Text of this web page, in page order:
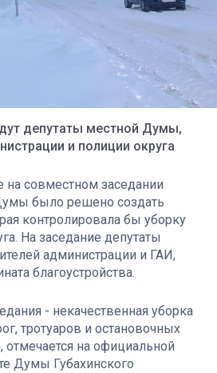
депутаты местной Думы,
и полиции округа
на совместном заседании
было решено создать
контролировала бы уборку
На заседание депутаты
администрации и ГАИ,
благоустройства.
- некачественная уборка
тротуаров и остановочных
отмечается на официальной
Думы Губахинского